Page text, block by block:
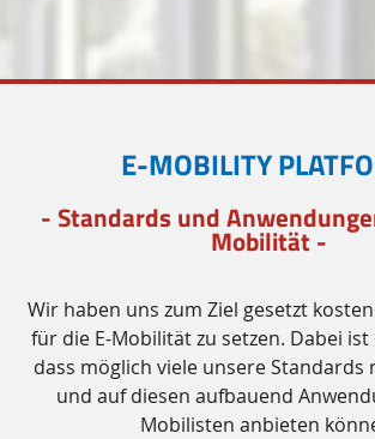
E-MOBILITY
- Standards und
Mobilität -
Wir haben uns zum Ziel gesetzt
für die E-Mobilität zu setzen. Dabei ist
dass möglich viele unsere Standards
und auf diesen aufbauend
Mobilisten anbieten